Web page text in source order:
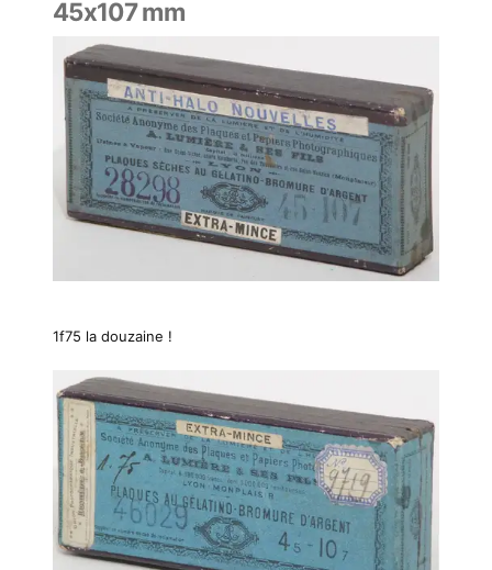
45x107 mm
1f75 la douzaine !